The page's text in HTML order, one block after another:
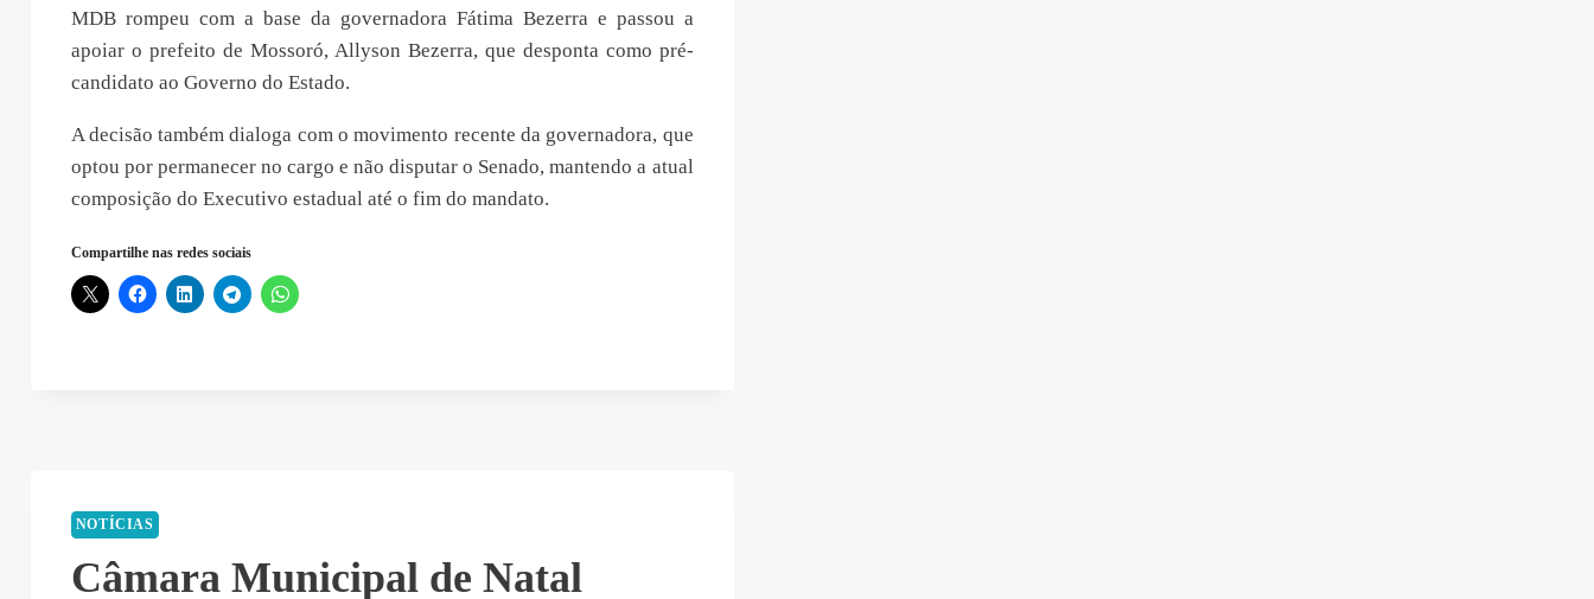
MDB rompeu com a base da governadora Fátima Bezerra e passou a
apoiar o prefeito de Mossoró, Allyson Bezerra, que desponta como pré-
candidato ao Governo do Estado.
A decisão também dialoga com o movimento recente da governadora, que
optou por permanecer no cargo e não disputar o Senado, mantendo a atual
composição do Executivo estadual até o fim do mandato.
Compartilhe nas redes sociais
NOTÍCIAS
Câmara Municipal de Natal